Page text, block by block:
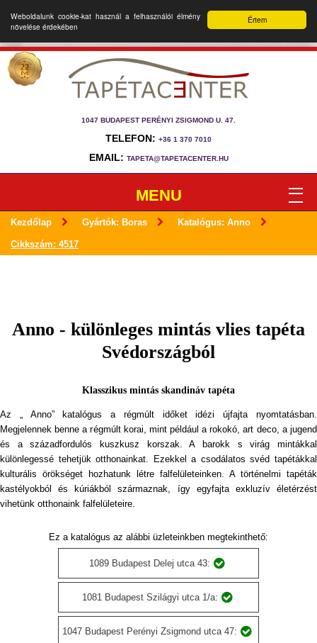
Értem
Weboldalunk cookie-kat használ a felhasználói élmény
növelése érdekében
1047 BUDAPEST PERÉNYI ZSIGMOND U. 47.
TELEFON: +36 1 370 7010
EMAIL: TAPETA@TAPETACENTER.HU
MENU
Kezdőlap Gyártók: Boras Katalógus: Anno
Cikkszám: 4517
Anno - különleges mintás vlies tapéta
Svédországból
Klasszikus mintás skandináv tapéta
Az „ Anno” katalógus a régmúlt időket idézi újfajta nyomtatásban.
Megjelennek benne a régmúlt korai, mint például a rokokó, art deco, a jugend
és a századfordulós kuszkusz korszak. A barokk s virág mintákkal
különlegessé tehetjük otthonainkat. Ezekkel a csodálatos svéd tapétákkal
kulturális örökséget hozhatunk létre falfelületeinken. A történelmi tapéták
kastélyokból és kúriákból származnak, így egyfajta exkluzív életérzést
vihetünk otthonaink falfelületeire.
Ez a katalógus az alábbi üzleteinkben megtekinthető:
1089 Budapest Delej utca 43:
1081 Budapest Szilágyi utca 1/a:
1047 Budapest Perényi Zsigmond utca 47: